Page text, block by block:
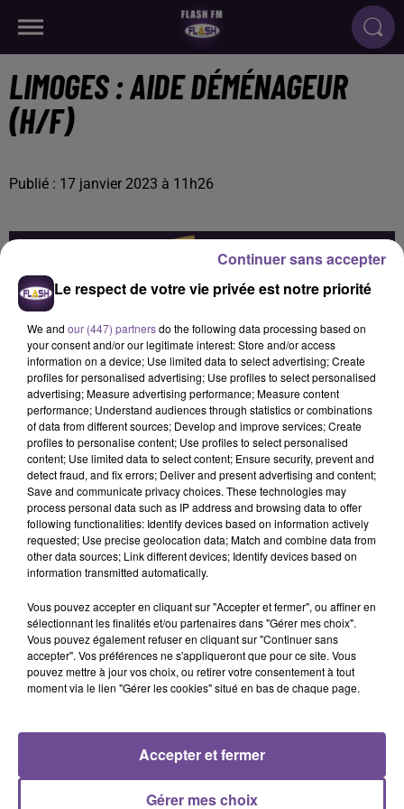
LIMOGES : AIDE DÉMÉNAGEUR
(H/F)
Publié : 17 janvier 2023 à 11h26
Une entreprise recherche un aide déménageur (H/F). Vos
missions : faire un état des éléments à déménager et
signaler les anomalies au client. Conditionner un produit
selon les caractéristiques et les modes de transport.
Déménager des charges lourdes. Vous êtes disponible
rapidement et vous pouvez soulever des charges lourdes. Le
permis B est demandé pour conduire le véhicule de la
Référence de l’offre Pôle Emploi : 147HNZP
RADIO ACTUS
Le respect de votre vie privée est notre priorité
We and our (447) partnersdo the following data processing based on
your consent and/or our legitimate interest: Store and/or access
information on a device; Use limited data to select advertising; Create
profiles for personalised advertising; Use profiles to select personalised
advertising; Measure advertising performance; Measure content
performance; Understand audiences through statistics or combinations
of data from different sources; Develop and improve services; Create
profiles to personalise content; Use profiles to select personalised
content; Use limited data to select content; Ensure security, prevent and
detect fraud, and fix errors; Deliver and present advertising and content;
Save and communicate privacy choices. These technologies may
process personal data such as IP address and browsing data to offer
following functionalities: Identify devices based on information actively
requested; Use precise geolocation data; Match and combine data from
other data sources; Link different devices; Identify devices based on
information transmitted automatically.
Vous pouvez accepter en cliquant sur "Accepter et fermer", ou affiner en
sélectionnant les finalités et/ou partenaires dans "Gérer mes choix".
Vous pouvez également refuser en cliquant sur "Continuer sans
accepter". Vos préférences ne s'appliqueront que pour ce site. Vous
pouvez mettre à jour vos choix, ou retirer votre consentement à tout
moment via le lien "Gérer les cookies" situé en bas de chaque page.
Gérer mes choix
Accepter et fermer
Continuer sans accepter